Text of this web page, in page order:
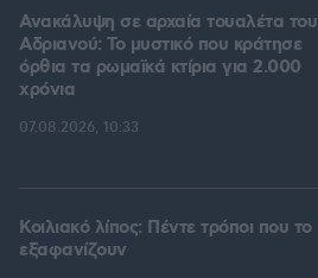
Ανακάλυψη σε αρχαία τουαλέτα του
Αδριανού: Το μυστικό που κράτησε
όρθια τα ρωμαϊκά κτίρια για 2.000
χρόνια
07.08.2026, 10:33
Κοιλιακό λίπος: Πέντε τρόποι που το
εξαφανίζουν